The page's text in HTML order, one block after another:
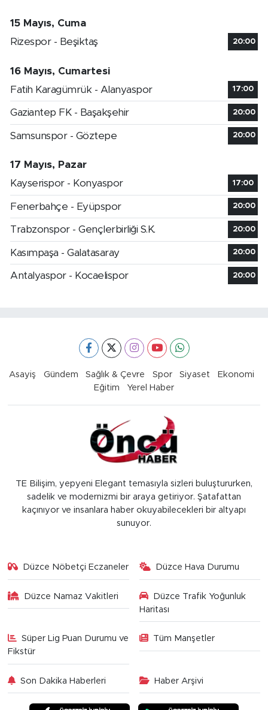
15 Mayıs, Cuma
Rizespor - Beşiktaş
20:00
16 Mayıs, Cumartesi
Fatih Karagümrük - Alanyaspor
17:00
Gaziantep FK - Başakşehir 20:00
Samsunspor - Göztepe 20:00
17 Mayıs, Pazar
Kayserispor - Konyaspor
17:00
Fenerbahçe - Eyüpspor 20:00
Trabzonspor - Gençlerbirliği S.K. 20:00
Kasımpaşa - Galatasaray 20:00
Antalyaspor - Kocaelispor 20:00
Asayiş Gündem Sağlık & Çevre Spor Siyaset
Ekonomi
Eğitim
Yerel Haber
TE Bilişim, yepyeni Elegant temasıyla sizleri buluştururken,
sadelik ve modernizmi bir araya getiriyor. Şatafattan
kaçınıyor ve insanlara haber okuyabilecekleri bir altyapı
sunuyor.
Düzce Nöbetçi Eczaneler Düzce Hava Durumu
Düzce Namaz Vakitleri
Düzce Trafik Yoğunluk
Haritası
Süper Lig Puan Durumu ve
Fikstür
Tüm Manşetler
Son Dakika Haberleri Haber Arşivi